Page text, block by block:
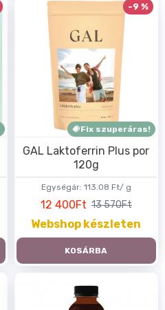
Fix szuperáras!
-9 %
Egységár: 113.08 Ft/ g
GAL Laktoferrin Plus por
120g
12 400Ft 13 570Ft
Webshop készleten
KOSÁRBA